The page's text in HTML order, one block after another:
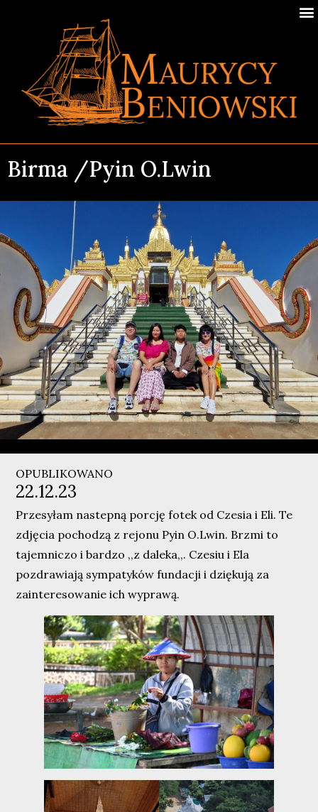
Birma /Pyin O.Lwin
OPUBLIKOWANO
22.12.23
Przesyłam nastepną porcję fotek od Czesia i Eli. Te
zdjęcia pochodzą z rejonu Pyin O.Lwin. Brzmi to
tajemniczo i bardzo ,,z daleka,,. Czesiu i Ela
pozdrawiają sympatyków fundacji i dziękują za
zainteresowanie ich wyprawą.